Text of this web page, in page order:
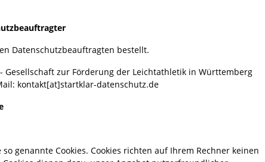
Datenschutzbeauftragten bestellt.
Gesellschaft zur Förderung der Leichtathletik in Württemberg
kontakt[at]startklar-datenschutz.de
genannte Cookies. Cookies richten auf Ihrem Rechner keinen